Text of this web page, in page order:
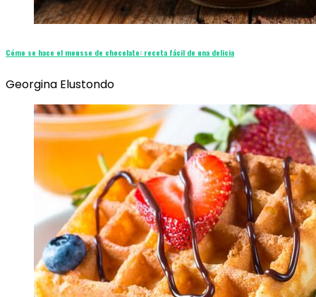
Cómo se hace el mousse de chocolate: receta fácil de una delicia
Georgina Elustondo